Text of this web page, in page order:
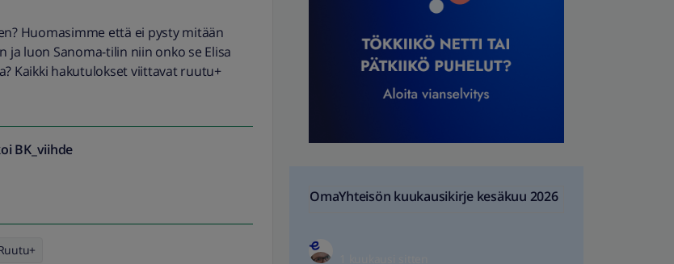
Huomasimme että ei pysty mitään
luon Sanoma-tilin niin onko se Elisa
Kaikki hakutulokset viittavat ruutu+
BK_viihde
OmaYhteisön kuukausikirje kesäkuu 2026